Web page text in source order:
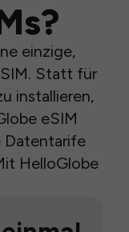
einzige,
Statt für
installieren,
eSIM
Datentarife
HelloGlobe